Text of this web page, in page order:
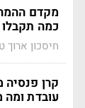
מקדם
כמה
חיסכון ארוך
קרן
עובדת